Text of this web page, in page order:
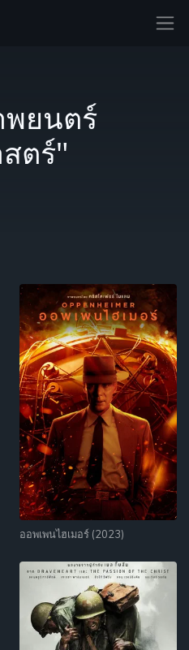
พยนตร์
ตร์"
ออพเพนไฮเมอร์ (2023)